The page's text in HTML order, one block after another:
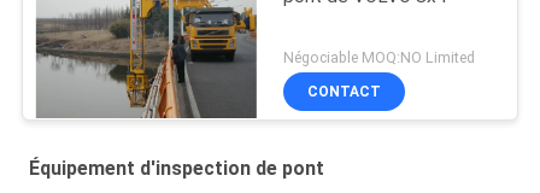
Négociable MOQ:NO Limited
CONTACT
Équipement d'inspection de pont